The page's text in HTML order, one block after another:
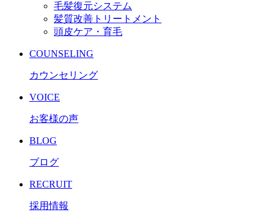
毛髪復元システム
髪質改善トリートメント
頭皮ケア・育毛
COUNSELING
カウンセリング
VOICE
お客様の声
BLOG
ブログ
RECRUIT
採用情報